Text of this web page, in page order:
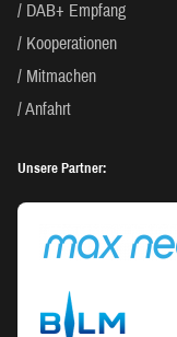
DAB+ Empfang
Kooperationen
Mitmachen
Anfahrt
Unsere Partner: